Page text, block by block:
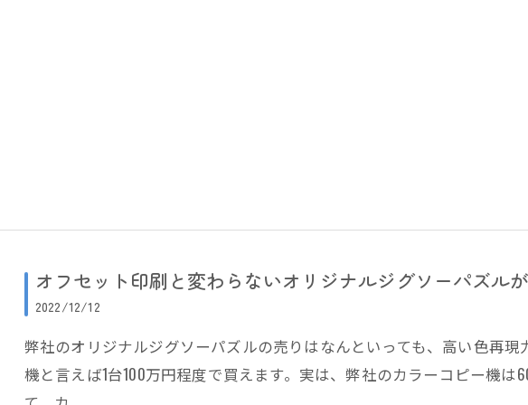
オフセット印刷と変わらないオリジナルジグソーパズル
2022/12/12
弊社のオリジナルジグソーパズルの売りはなんといっても、高い色再現
機と言えば1台100万円程度で買えます。実は、弊社のカラーコピー機は